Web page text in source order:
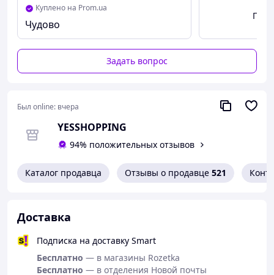
Забудьте о раздражениях, боли и постоянных визитах в
салон. Этот современныйIPL-эпиляторсоздан для
эффективного удаления волос прямо у вас дома —
быстро, безопасно и максимально комфортно.
ICE-охлаждение
практически без ощущений: кожа не перегревается, а
ощущение жжения сведено к минимуму. Идеальное
решение даже для чувствительных зон.
Куплено на Prom.ua
Чудово
Задать вопрос
Был online: вчера
YESSHOPPING
94% положительных отзывов
Каталог продавца Отзывы о продавце 521
Доставка
Подписка на доставку Smart
Бесплатно — в магазины Rozetka
Бесплатно — в отделения Новой почты